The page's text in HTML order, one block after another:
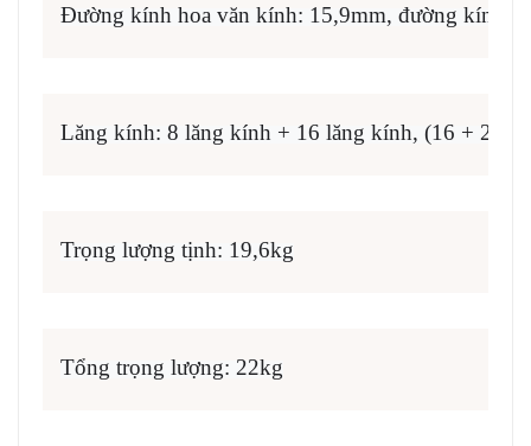
Đường kính hoa văn kính: 15,9mm, đường kính
Lăng kính: 8 lăng kính + 16 lăng kính, (16 + 24
Trọng lượng tịnh: 19,6kg
Tổng trọng lượng: 22kg